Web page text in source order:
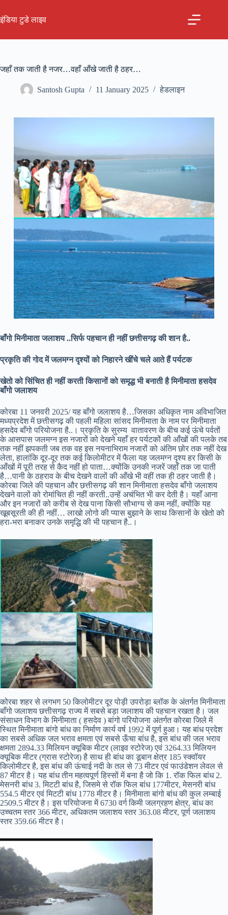
content
इंडिया टुडे लाइव
जहाँ तक जाती है नजर…वहाँ आँखे जाती है ठहर…
Santosh Gupta 11 January 2025 हेडलाइन
बाँगो मिनीमाता जलाशय ..सिर्फ पहचान ही नहीं छत्तीसगढ़ की शान है..
प्रकृति की गोद में जलमग्न दृश्यों को निहारने खींचे चले आते हैं पर्यटक
खेतो को सिंचित ही नहीं करती किसानों को समृद्ध भी बनाती है मिनीमाता हसदेव
बाँगो जलाशय
कोरबा 11 जनवरी 2025/ यह बाँगो जलाशय है…जिसका अधिकृत नाम अविभाजित
मध्यप्रदेश में छत्तीसगढ़ की पहली महिला सांसद मिनीमाता के नाम पर मिनीमाता
हसदेव बाँगो परियोजना है..। प्रकृति के सुरम्य वातावरण के बीच कई ऊंचे पर्वतों
के आसपास जलमग्न इस नजारों को देखने यहाँ हर पर्यटकों की आँखों की पलके तब
तक नहीं झपकती जब तक वह इस नयनाभिराम नजारों को अंतिम छोर तक नहीं देख
लेता, हालांकि दूर-दूर तक कई किलोमीटर में फैला यह जलमग्न दृश्य हर किसी के
आँखों में पूरी तरह से कैद नहीं हो पाता…क्योंकि उनकी नजरें जहाँ तक जा पाती
है…पानी के ठहराव के बीच देखने वालों की आँखे भी वहीं तक ही ठहर जाती है।
कोरबा जिले की पहचान और छत्तीसगढ़ की शान मिनीमाता हसदेव बाँगो जलाशय
देखने वालों को रोमांचित ही नहीं करती..उन्हें अचंभित भी कर देती है। यहाँ आना
और इन नजारों को करीब से देख पाना किसी सौभाग्य से कम नहीं, क्योंकि यह
खूबसूरती की ही नहीं… लाखो लोगो की प्यास बुझाने के साथ किसानों के खेतो को
हरा-भरा बनाकर उनके समृद्धि की भी पहचान है..।
कोरबा शहर से लगभग 50 किलोमीटर दूर पोड़ी उपरोड़ा ब्लॉक के अंतर्गत मिनीमाता
बाँगो जलाशय छत्तीसगढ़ राज्य में सबसे बड़ा जलाशय की पहचान रखता है। जल
संसाधन विभाग के मिनीमाता ( हसदेव ) बांगो परियोजना अंतर्गत कोरबा जिले में
स्थित मिनीमाता बांगो बांध का निर्माण कार्य वर्ष 1992 में पूर्ण हुआ। यह बांध प्रदेश
का सबसे अधिक जल भराव क्षमता एवं सबसे ऊँचा बांध है, इस बांध की जल भराव
क्षमता 2894.33 मिलियन क्यूबिक मीटर (लाइव स्टोरेज) एवं 3264.33 मिलियन
क्यूबिक मीटर (ग्रास स्टोरेज) है साथ ही बांध का डूबान क्षेत्र 185 स्क्वॉयर
किलोमीटर है, इस बांध की ऊंचाई नदी के तल से 73 मीटर एवं फाउंडेशन लेवल से
87 मीटर है। यह बांध तीन महत्वपूर्ण हिस्सों में बना है जो कि 1. रॉक फिल बांध 2.
मेसनरी बांध 3. मिटटी बांध है, जिसमे से रॉक फिल बांध 177मीटर, मेसनरी बांध
554.5 मीटर एवं मिटटी बांध 1778 मीटर है। मिनीमाता बांगो बांध की कुल लम्बाई
2509.5 मीटर है। इस परियोजना में 6730 वर्ग किमी जलग्रहण क्षेत्र, बांध का
उच्चतम स्तर 366 मीटर, अधिकतम जलाशय स्तर 363.08 मीटर, पूर्ण जलाशय
स्तर 359.66 मीटर है।